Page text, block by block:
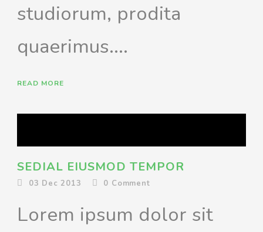
studiorum, prodita
quaerimus....
READ MORE
SEDIAL EIUSMOD TEMPOR
03 Dec 2013 0 Comment
Lorem ipsum dolor sit